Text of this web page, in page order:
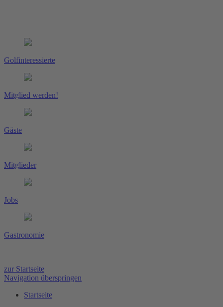
Golfinteressierte
Mitglied werden!
Gäste
Mitglieder
Jobs
Gastronomie
zur Startseite
Navigation überspringen
Startseite